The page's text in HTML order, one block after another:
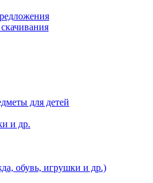
для детей
и др.
обувь, игрушки и др.)